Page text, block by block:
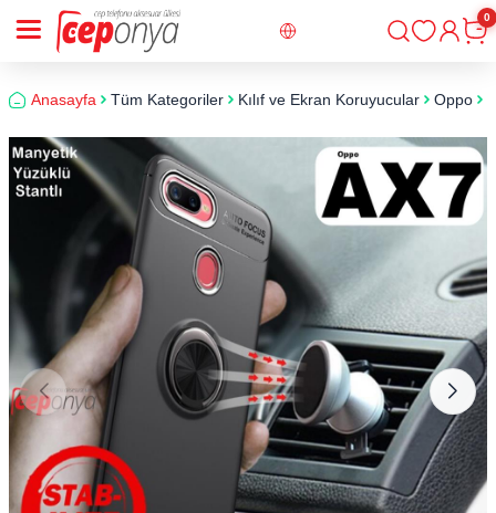
Giriş
0
Anasayfa Tüm Kategoriler Kılıf ve Ekran Koruyucular Oppo